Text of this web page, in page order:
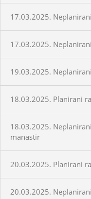
17.03.2025.
17.03.2025.
19.03.2025.
18.03.2025. Planirani
18.03.2025.
manastir
20.03.2025. Planirani
20.03.2025.